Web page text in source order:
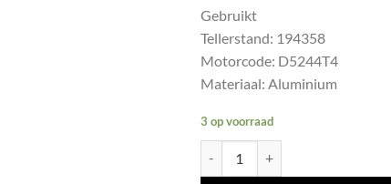
Gebruikt
Tellerstand: 194358
Motorcode: D5244T4
Materiaal: Aluminium
3 op voorraad